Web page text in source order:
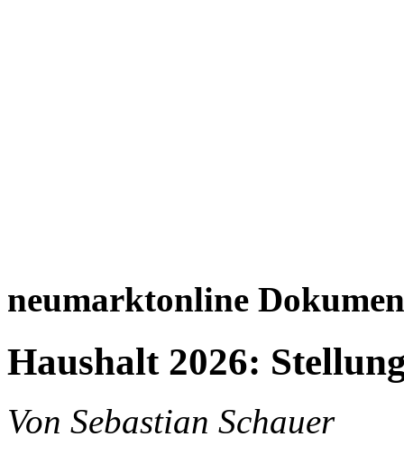
neumarktonline
Haushalt 2026:
Von Sebastian Schauer